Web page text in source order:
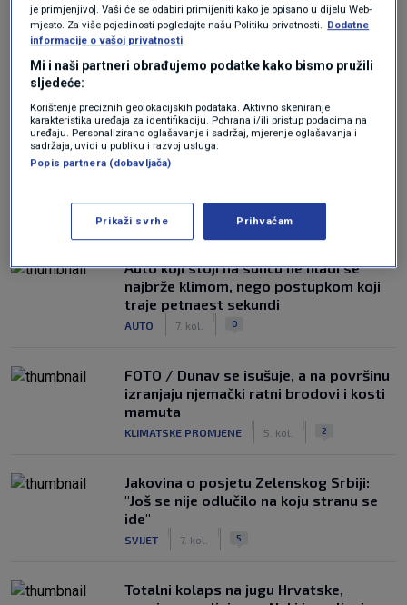
Oglas
NAJČITANIJE
Auto koji stoji na suncu ne hladi se
najbrže klimom, nego postupkom koji
traje petnaest sekundi
AUTO 7. kol. 0
FOTO / Dunav se isušuje, a na površinu
izranjaju njemački ratni brodovi i kosti
mamuta
KLIMATSKE PROMJENE 5. kol. 2
Jakovina o posjetu Zelenskog Srbiji:
"Još se nije odlučilo na koju stranu se
ide"
SVIJET 7. kol. 5
Totalni kolaps na jugu Hrvatske,
je primjenjivo]. Vaši će se odabiri primijeniti kako je opisano u dijelu Web-
mjesto. Za više pojedinosti pogledajte našu Politiku privatnosti. Dodatne
informacije o vašoj privatnosti
Mi i naši partneri obrađujemo podatke kako bismo pružili
sljedeće:
Korištenje preciznih geolokacijskih podataka. Aktivno skeniranje
karakteristika uređaja za identifikaciju. Pohrana i/ili pristup podacima na
uređaju. Personalizirano oglašavanje i sadržaj, mjerenje oglašavanja i
sadržaja, uvidi u publiku i razvoj usluga.
Popis partnera (dobavljača)
Prikaži svrhe Prihvaćam